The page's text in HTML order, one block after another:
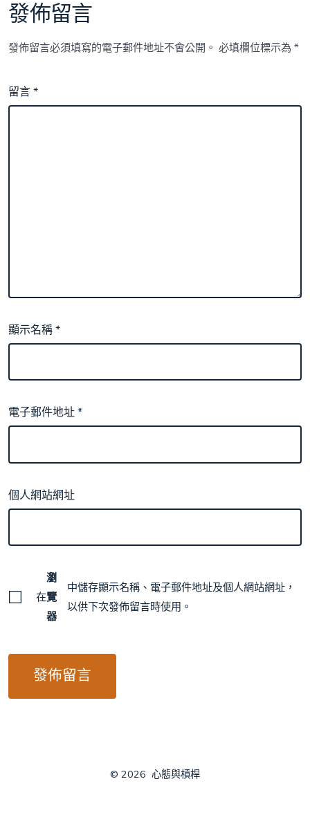
發佈留言
發佈留言必須填寫的電子郵件地址不會公開。 必填欄位標示為*
留言*
顯示名稱*
電子郵件地址*
個人網站網址
在
瀏
覽
器
中儲存顯示名稱、電子郵件地址及個人網站網址，
以供下次發佈留言時使用。
© 2026 心態與槓桿